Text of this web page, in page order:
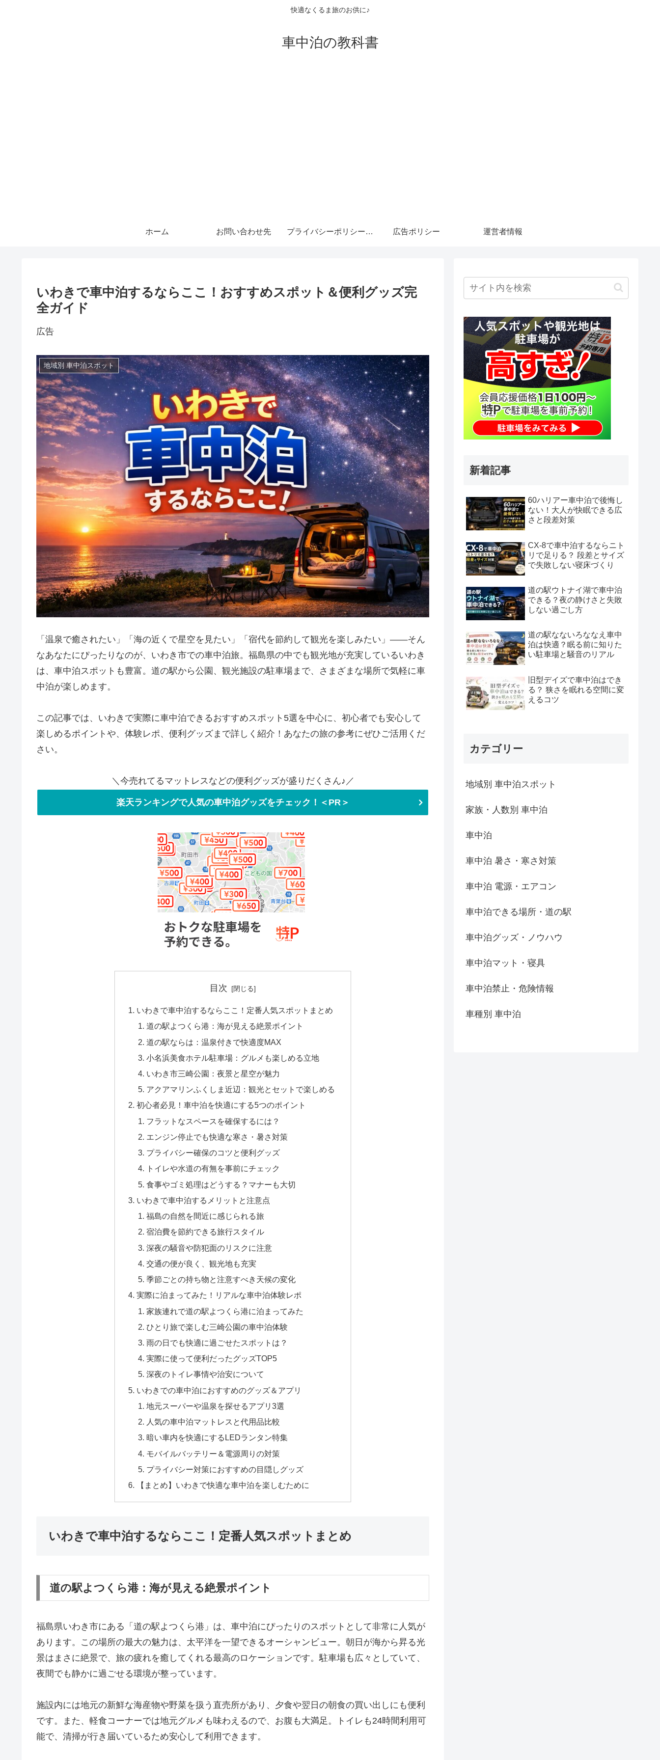
快適なくるま旅のお供に♪
車中泊の教科書
ホーム お問い合わせ先 プライバシーポリシー・免責事項 広告ポリシー 運営者情報
いわきで車中泊するならここ！おすすめスポット＆便利グッズ完
全ガイド
広告
地域別 車中泊スポット
「温泉で癒されたい」「海の近くで星空を見たい」「宿代を節約して観光を楽しみたい」――そん
なあなたにぴったりなのが、いわき市での車中泊旅。福島県の中でも観光地が充実しているいわき
は、車中泊スポットも豊富。道の駅から公園、観光施設の駐車場まで、さまざまな場所で気軽に車
中泊が楽しめます。
この記事では、いわきで実際に車中泊できるおすすめスポット5選を中心に、初心者でも安心して
楽しめるポイントや、体験レポ、便利グッズまで詳しく紹介！あなたの旅の参考にぜひご活用くだ
さい。
＼今売れてるマットレスなどの便利グッズが盛りだくさん♪／
楽天ランキングで人気の車中泊グッズをチェック！＜PR＞
目次
いわきで車中泊するならここ！定番人気スポットまとめ
道の駅よつくら港：海が見える絶景ポイント
道の駅ならは：温泉付きで快適度MAX
小名浜美食ホテル駐車場：グルメも楽しめる立地
いわき市三崎公園：夜景と星空が魅力
アクアマリンふくしま近辺：観光とセットで楽しめる
初心者必見！車中泊を快適にする5つのポイント
フラットなスペースを確保するには？
エンジン停止でも快適な寒さ・暑さ対策
プライバシー確保のコツと便利グッズ
トイレや水道の有無を事前にチェック
食事やゴミ処理はどうする？マナーも大切
いわきで車中泊するメリットと注意点
福島の自然を間近に感じられる旅
宿泊費を節約できる旅行スタイル
深夜の騒音や防犯面のリスクに注意
交通の便が良く、観光地も充実
季節ごとの持ち物と注意すべき天候の変化
実際に泊まってみた！リアルな車中泊体験レポ
家族連れで道の駅よつくら港に泊まってみた
ひとり旅で楽しむ三崎公園の車中泊体験
雨の日でも快適に過ごせたスポットは？
実際に使って便利だったグッズTOP5
深夜のトイレ事情や治安について
いわきでの車中泊におすすめのグッズ＆アプリ
地元スーパーや温泉を探せるアプリ3選
人気の車中泊マットレスと代用品比較
暗い車内を快適にするLEDランタン特集
モバイルバッテリー＆電源周りの対策
プライバシー対策におすすめの目隠しグッズ
【まとめ】いわきで快適な車中泊を楽しむために
いわきで車中泊するならここ！定番人気スポットまとめ
道の駅よつくら港：海が見える絶景ポイント
福島県いわき市にある「道の駅よつくら港」は、車中泊にぴったりのスポットとして非常に人気が
あります。この場所の最大の魅力は、太平洋を一望できるオーシャンビュー。朝日が海から昇る光
景はまさに絶景で、旅の疲れを癒してくれる最高のロケーションです。駐車場も広々としていて、
夜間でも静かに過ごせる環境が整っています。
施設内には地元の新鮮な海産物や野菜を扱う直売所があり、夕食や翌日の朝食の買い出しにも便利
です。また、軽食コーナーでは地元グルメも味わえるので、お腹も大満足。トイレも24時間利用可
能で、清掃が行き届いているため安心して利用できます。
新着記事
60ハリアー車中泊で後悔し
ない！大人が快眠できる広
さと段差対策
CX-8で車中泊するならニト
リで足りる？ 段差とサイズ
で失敗しない寝床づくり
道の駅ウトナイ湖で車中泊
できる？夜の静けさと失敗
しない過ごし方
道の駅なないろななえ車中
泊は快適？眠る前に知りた
い駐車場と騒音のリアル
旧型デイズで車中泊はでき
る？ 狭さを眠れる空間に変
えるコツ
カテゴリー
地域別 車中泊スポット
家族・人数別 車中泊
車中泊
車中泊 暑さ・寒さ対策
車中泊 電源・エアコン
車中泊できる場所・道の駅
車中泊グッズ・ノウハウ
車中泊マット・寝具
車中泊禁止・危険情報
車種別 車中泊